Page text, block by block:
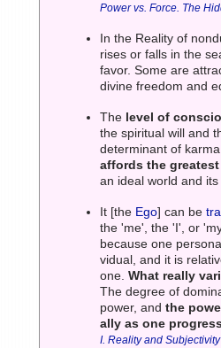
Power vs. Force. The
In the Reality of
rises or falls in the
favor. Some are
divine freedom and
The level of
the spiritual will and
determinant of
affords the
an ideal world and
It [the Ego] can be
the 'me', the 'I', or
because one
vidual, and it is
one.What really
The degree of
power, andthe
ally as one
I. Reality and Subjectivity